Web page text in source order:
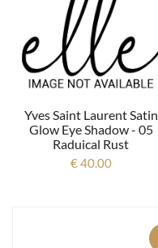
Yves Saint Laurent Satin
Glow Eye Shadow - 05
Raduical Rust
€ 40.00